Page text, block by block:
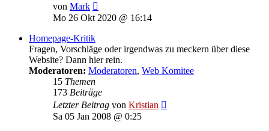
von Mark
Beitrag
Mo 26 Okt 2020 @ 16:14
Homepage-Kritik
Fragen, Vorschläge oder irgendwas zu meckern über diese
Website? Dann hier rein.
Moderatoren: Moderatoren, Web Komitee
15 Themen
173 Beiträge
Letzter Beitrag von Kristian
Sa 05 Jan 2008 @ 0:25